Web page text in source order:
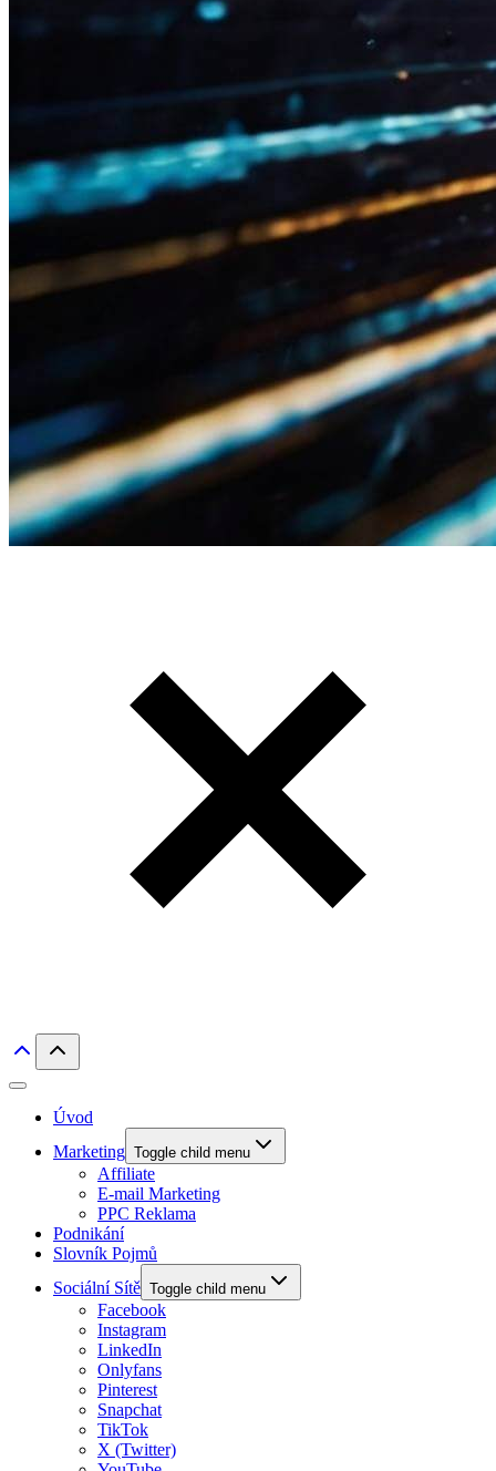
Úvod
Marketing Toggle child menu
Affiliate
E-mail Marketing
PPC Reklama
Podnikání
Slovník Pojmů
Sociální Sítě Toggle child menu
Facebook
Instagram
LinkedIn
Onlyfans
Pinterest
Snapchat
TikTok
X (Twitter)